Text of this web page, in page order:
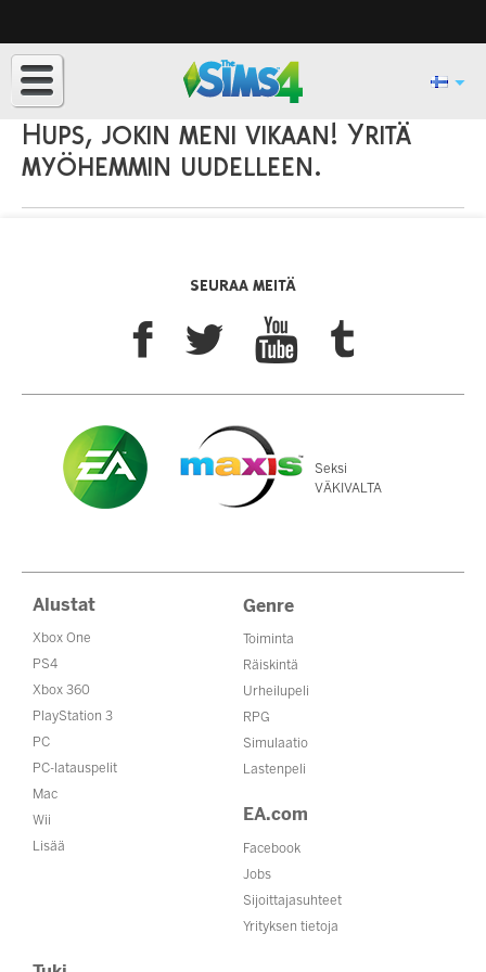
Hups, jokin meni vikaan! Yritä
myöhemmin uudelleen.
SEURAA MEITÄ
Seksi
VÄKIVALTA
Alustat
Xbox One
PS4
Xbox 360
PlayStation 3
PC
PC-latauspelit
Mac
Wii
Lisää
Genre
Toiminta
Räiskintä
Urheilupeli
RPG
Simulaatio
Lastenpeli
EA.com
Facebook
Jobs
Sijoittajasuhteet
Yrityksen tietoja